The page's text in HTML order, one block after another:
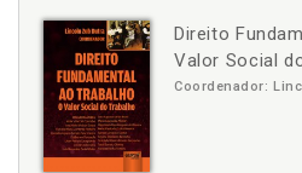
Direito
Valor Social
Coordenador: